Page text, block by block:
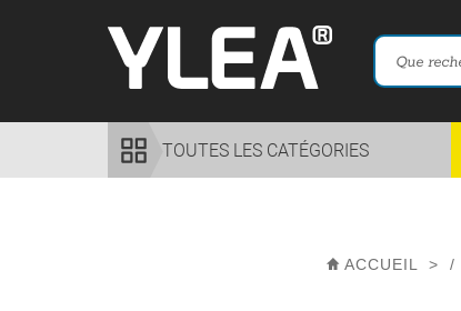
TOUTES LES CATÉGORIES
ACCUEIL > /